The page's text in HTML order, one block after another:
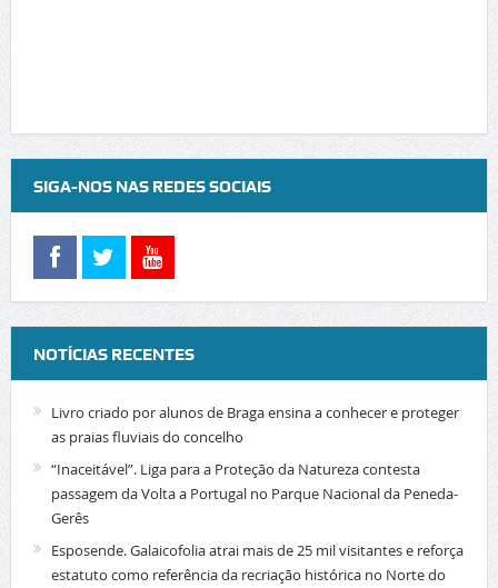
SIGA-NOS NAS REDES SOCIAIS
NOTÍCIAS RECENTES
Livro criado por alunos de Braga ensina a conhecer e proteger
as praias fluviais do concelho
“Inaceitável”. Liga para a Proteção da Natureza contesta
passagem da Volta a Portugal no Parque Nacional da Peneda-
Gerês
Esposende. Galaicofolia atrai mais de 25 mil visitantes e reforça
estatuto como referência da recriação histórica no Norte do